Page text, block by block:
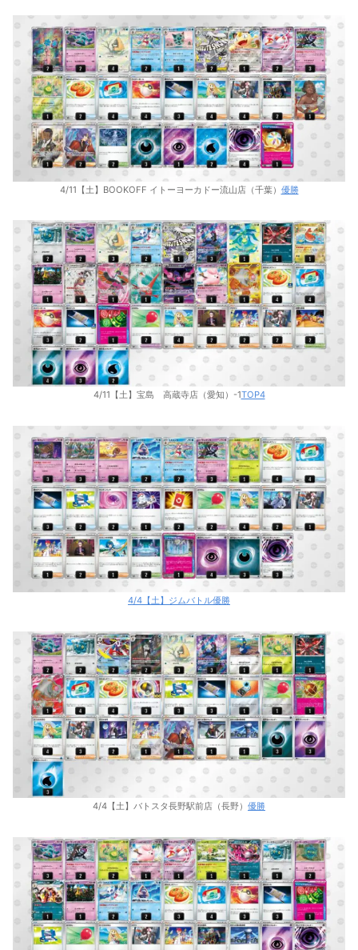
4/11【土】BOOKOFF イトーヨーカドー流山店（千葉） 優勝
4/11【土】宝島 高蔵寺店（愛知）-1TOP4
4/4【土】ジムバトル優勝
4/4【土】バトスタ長野駅前店（長野） 優勝